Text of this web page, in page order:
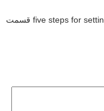
"5گام در هدف گذاری مالی" five steps for setting financial goals قسمت